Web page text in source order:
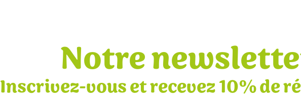
Notre
Inscrivez-vous et recevez 10% de